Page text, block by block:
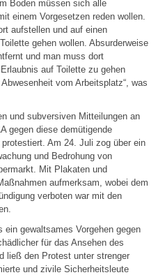
Boden müssen sich alle
einem Vorgesetzen reden wollen.
aufstellen und auf einen
gehen wollen. Absurderweise
und man muss dort
auf Toilette zu gehen
vom Arbeitsplatz“, was
und subversiven Mitteilungen an
gegen diese demütigende
Am 24. Juli zog über ein
und Bedrohung von
Mit Plakaten und
aufmerksam, wobei dem
verboten war mit den
gewaltsames Vorgehen gegen
für das Ansehen des
ließ den Protest unter strenger
und zivile Sicherheitsleute